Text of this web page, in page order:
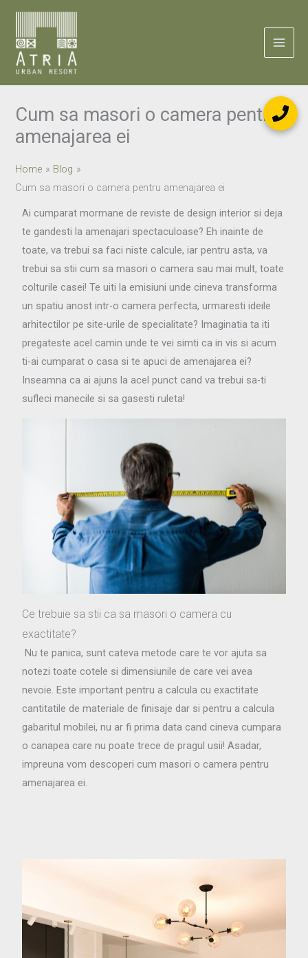
content
Cum sa masori o camera pentru
amenajarea ei
Home
Blog
Cum sa masori o camera pentru amenajarea ei
Ai cumparat mormane de reviste de design interior si deja
te gandesti la amenajari spectaculoase? Eh inainte de
toate, va trebui sa faci niste calcule, iar pentru asta, va
trebui sa stii cum sa masori o camera sau mai mult, toate
colturile casei! Te uiti la emisiuni unde cineva transforma
un spatiu anost intr-o camera perfecta, urmaresti ideile
arhitectilor pe site-urile de specialitate? Imaginatia ta iti
pregateste acel camin unde te vei simti ca in vis si acum
ti-ai cumparat o casa si te apuci de amenajarea ei?
Inseamna ca ai ajuns la acel punct cand va trebui sa-ti
sufleci manecile si sa gasesti ruleta!
Ce trebuie sa stii ca sa masori o camera cu
exactitate?
Nu te panica, sunt cateva metode care te vor ajuta sa
notezi toate cotele si dimensiunile de care vei avea
nevoie. Este important pentru a calcula cu exactitate
cantitatile de materiale de finisaje dar si pentru a calcula
gabaritul mobilei, nu ar fi prima data cand cineva cumpara
o canapea care nu poate trece de pragul usii! Asadar,
impreuna vom descoperi cum masori o camera pentru
amenajarea ei.